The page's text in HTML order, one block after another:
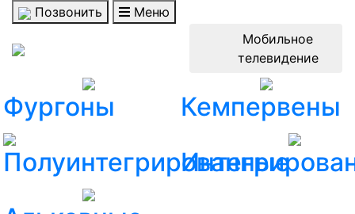
Позвонить
Меню
⠀⠀Мобильное⠀⠀
телевидение
Фургоны
Кемпервены
Полуинтегрированные